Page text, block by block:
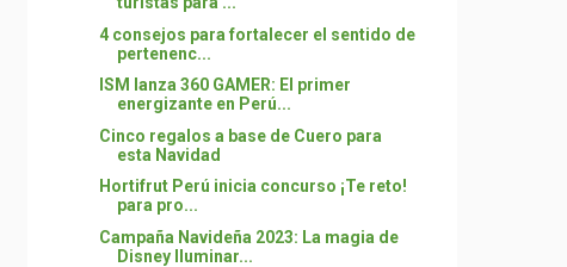
4 consejos para fortalecer el sentido de
pertenenc...
ISM lanza 360 GAMER: El primer
energizante en Perú...
Cinco regalos a base de Cuero para
esta Navidad
Hortifrut Perú inicia concurso ¡Te reto!
para pro...
Campaña Navideña 2023: La magia de
Disney Iluminar...